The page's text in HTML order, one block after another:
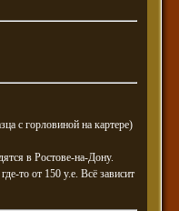
с горловиной на картере)
в Ростове-на-Дону.
то от 150 у.е. Всё зависит